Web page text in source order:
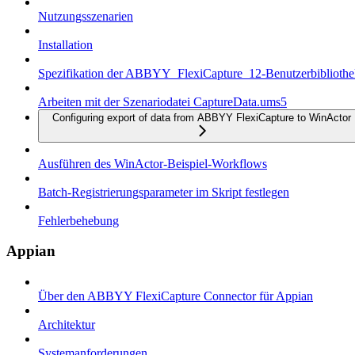
Nutzungsszenarien
Installation
Spezifikation der ABBYY_FlexiCapture_12-
Arbeiten mit der Szenariodatei CaptureData.ums5
Configuring export of data from ABBYY FlexiCapture to WinActor
Ausführen des WinActor-Beispiel-Workflows
Batch-Registrierungsparameter im Skript festlegen
Fehlerbehebung
Appian
Über den ABBYY FlexiCapture Connector für Appian
Architektur